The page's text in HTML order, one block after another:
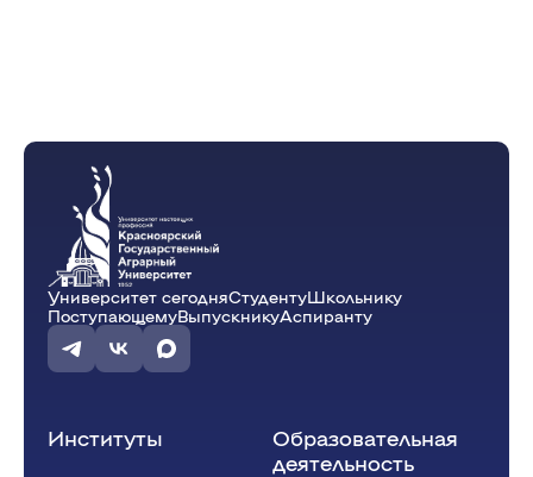
Университет сегодняСтудентуШкольнику
ПоступающемуВыпускникуАспиранту
Институты
Образовательная
деятельность